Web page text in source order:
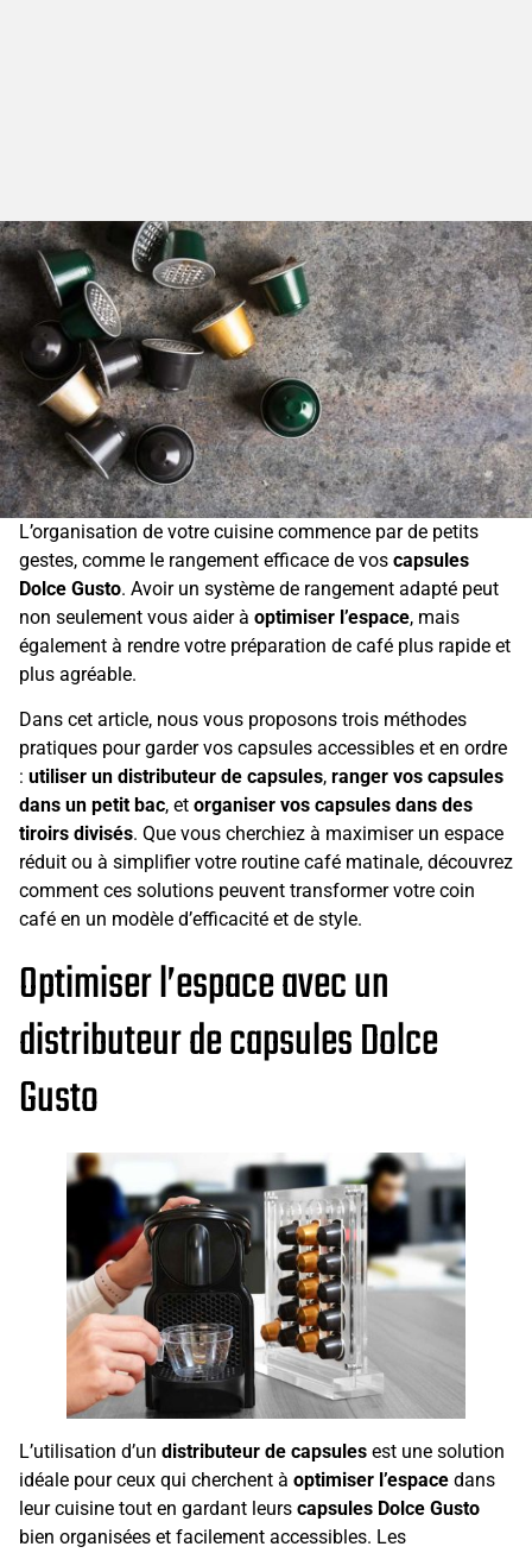
L’organisation de votre cuisine commence par de petits
gestes, comme le rangement efficace de vos capsules
Dolce Gusto. Avoir un système de rangement adapté peut
non seulement vous aider à optimiser l’espace, mais
également à rendre votre préparation de café plus rapide et
plus agréable.
Dans cet article, nous vous proposons trois méthodes
pratiques pour garder vos capsules accessibles et en ordre
: utiliser un distributeur de capsules, ranger vos capsules
dans un petit bac, et organiser vos capsules dans des
tiroirs divisés. Que vous cherchiez à maximiser un espace
réduit ou à simplifier votre routine café matinale, découvrez
comment ces solutions peuvent transformer votre coin
café en un modèle d’efficacité et de style.
Optimiser l’espace avec un
distributeur de capsules Dolce
Gusto
L’utilisation d’un distributeur de capsules est une solution
idéale pour ceux qui cherchent à optimiser l’espace dans
leur cuisine tout en gardant leurs capsules Dolce Gusto
bien organisées et facilement accessibles. Les